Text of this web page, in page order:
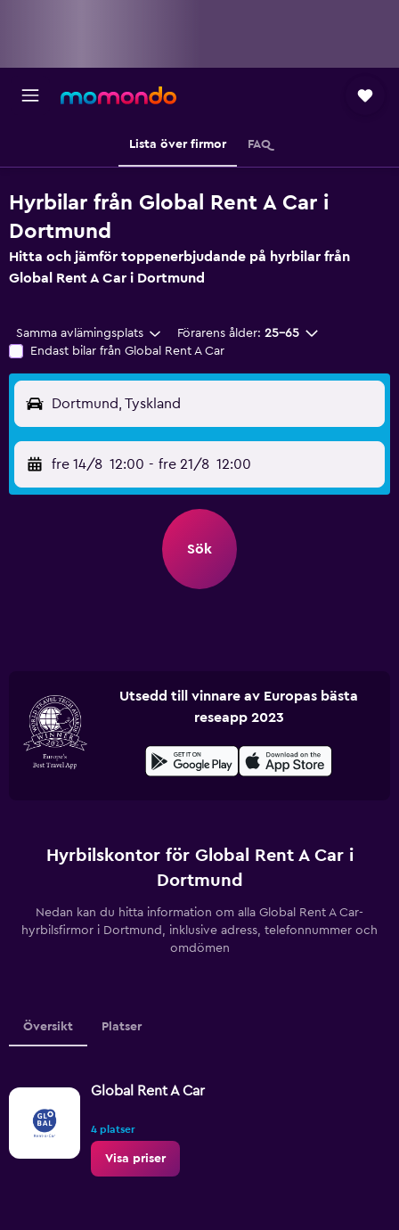
Lista över firmor FAQ
Hyrbilar från Global Rent A Car i
Dortmund
Hitta och jämför toppenerbjudande på hyrbilar från
Global Rent A Car i Dortmund
Samma avlämingsplats Förarens ålder: 25-65
Endast bilar från Global Rent A Car
Dortmund, Tyskland
fre 14/8 12:00 - fre 21/8 12:00
Sök
Utsedd till vinnare av Europas bästa
reseapp 2023
Hyrbilskontor för Global Rent A Car i
Dortmund
Nedan kan du hitta information om alla Global Rent A Car-
hyrbilsfirmor i Dortmund, inklusive adress, telefonnummer och
omdömen
Översikt Platser
Global Rent A Car
4 platser
Visa priser